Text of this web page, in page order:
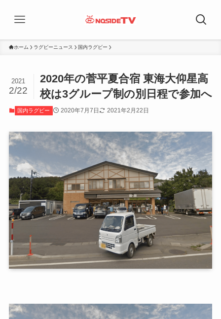
ホーム ラグビーニュース 国内ラグビー
2020年の菅平夏合宿 東海大仰星高
校は3グループ制の別日程で参加へ
2021
2/22
国内ラグビー 2020年7月7日 2021年2月22日